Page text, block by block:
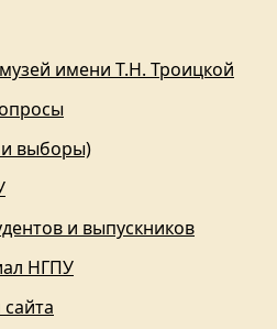
имени Т.Н. Троицкой
и выборы)
и выпускников
НГПУ